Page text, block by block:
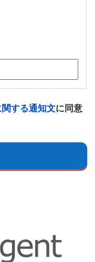
する通知文に同意